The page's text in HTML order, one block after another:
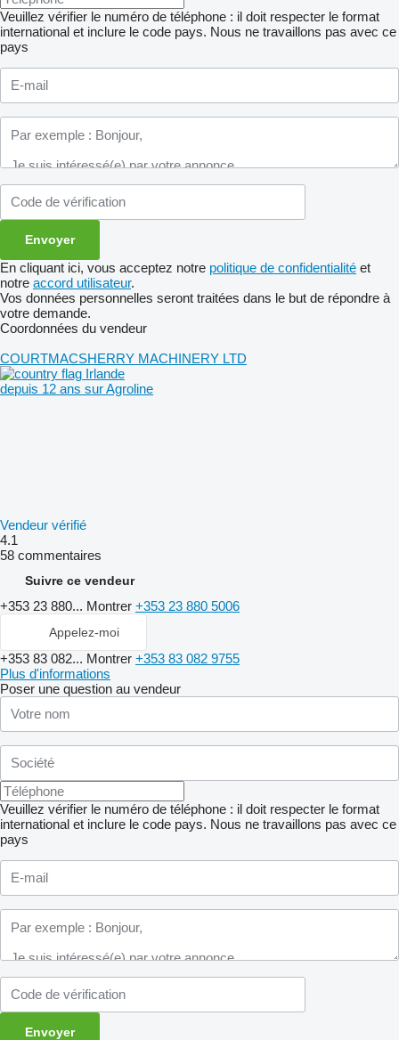
Veuillez vérifier le numéro de téléphone : il doit respecter le format
international et inclure le code pays. Nous ne travaillons pas avec ce
pays
En cliquant ici, vous acceptez notre politique de confidentialité et
notre accord utilisateur.
Vos données personnelles seront traitées dans le but de répondre à
votre demande.
Coordonnées du vendeur
COURTMACSHERRY MACHINERY LTD
Irlande
depuis 12 ans sur Agroline
Vendeur vérifié
4.1
58 commentaires
Suivre ce vendeur
+353 23 880... Montrer +353 23 880 5006
Appelez-moi
+353 83 082... Montrer +353 83 082 9755
Plus d'informations
Poser une question au vendeur
Veuillez vérifier le numéro de téléphone : il doit respecter le format
international et inclure le code pays. Nous ne travaillons pas avec ce
pays